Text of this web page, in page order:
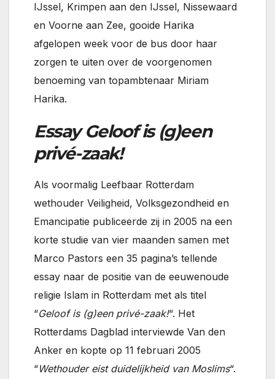
IJssel, Krimpen aan den IJssel, Nissewaard
en Voorne aan Zee, gooide Harika
afgelopen week voor de bus door haar
zorgen te uiten over de voorgenomen
benoeming van topambtenaar Miriam
Harika.
Essay Geloof is (g)een
privé-zaak!
Als voormalig Leefbaar Rotterdam
wethouder Veiligheid, Volksgezondheid en
Emancipatie publiceerde zij in 2005 na een
korte studie van vier maanden samen met
Marco Pastors een 35 pagina’s tellende
essay naar de positie van de eeuwenoude
religie Islam in Rotterdam met als titel
“Geloof is (g)een privé-zaak!“. Het
Rotterdams Dagblad interviewde Van den
Anker en kopte op 11 februari 2005
“Wethouder eist duidelijkheid van Moslims“.